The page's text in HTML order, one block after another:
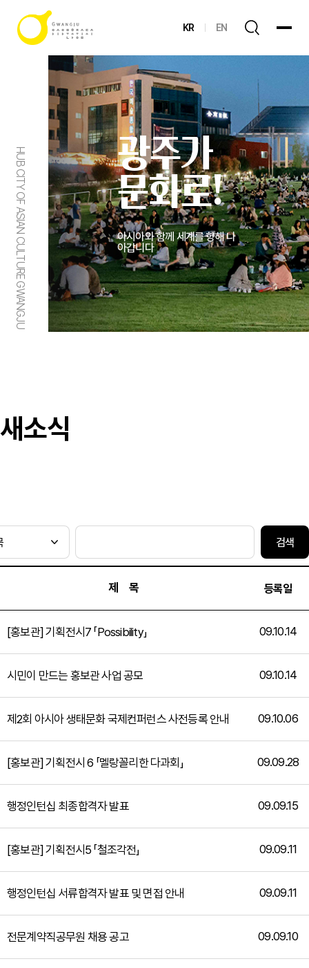
KR EN
HUB CITY OF ASIAN CULTURE GWANGJU
광주가
문화로!
아시아와 함께 세계를 향해 나
아갑니다
새소식
제 목 등록일
[홍보관] 기획전시7 「Possibility」 09.10.14
시민이 만드는 홍보관 사업 공모 09.10.14
제2회 아시아 생태문화 국제컨퍼런스 사전등록 안내 09.10.06
[홍보관] 기획전시 6 「멜랑꼴리한 다과회」 09.09.28
행정인턴십 최종합격자 발표 09.09.15
[홍보관] 기획전시5 「철조각전」 09.09.11
행정인턴십 서류합격자 발표 및 면접 안내 09.09.11
전문계약직공무원 채용 공고 09.09.10
검색